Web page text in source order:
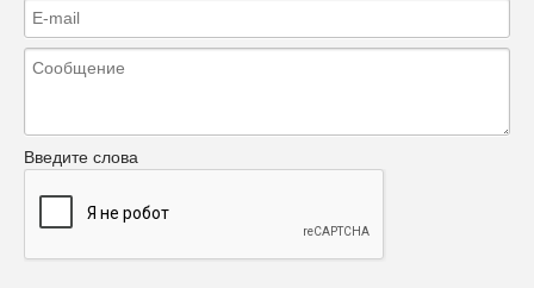
Введите слова